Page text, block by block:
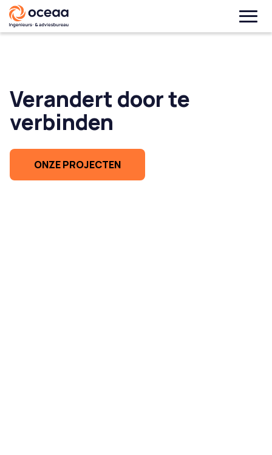
Verandert door te
verbinden
ONZE PROJECTEN